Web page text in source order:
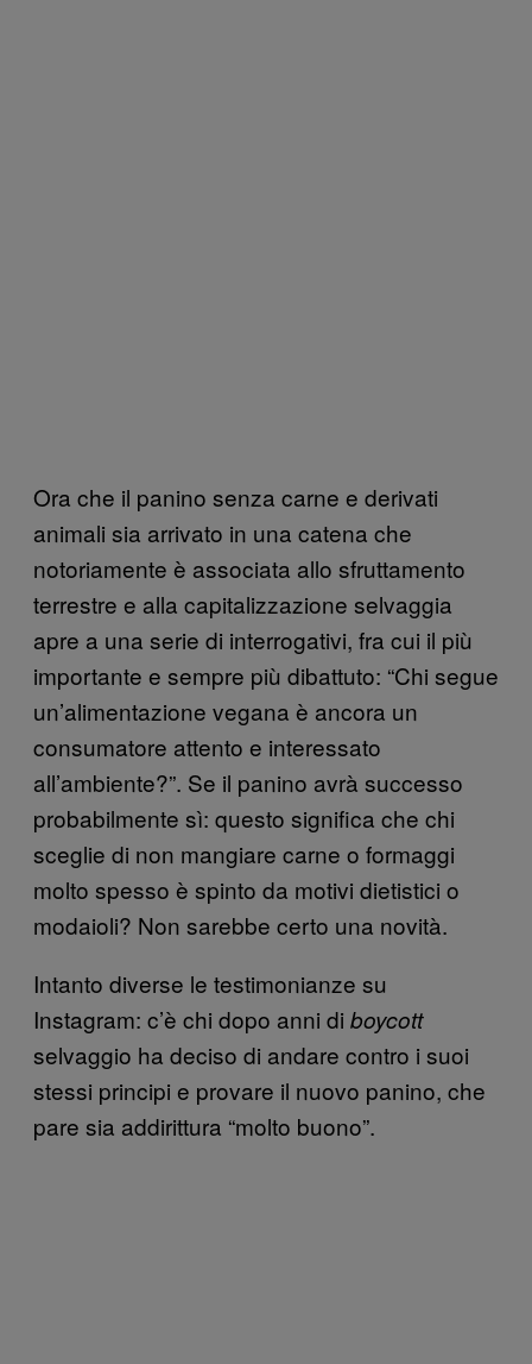
Ora che il panino senza carne e derivati
animali sia arrivato in una catena che
notoriamente è associata allo sfruttamento
terrestre e alla capitalizzazione selvaggia
apre a una serie di interrogativi, fra cui il più
importante e sempre più dibattuto: “Chi segue
un’alimentazione vegana è ancora un
consumatore attento e interessato
all’ambiente?”. Se il panino avrà successo
probabilmente sì: questo significa che chi
sceglie di non mangiare carne o formaggi
molto spesso è spinto da motivi dietistici o
modaioli? Non sarebbe certo una novità.
Intanto diverse le testimonianze su
Instagram: c’è chi dopo anni di boycott
selvaggio ha deciso di andare contro i suoi
stessi principi e provare il nuovo panino, che
pare sia addirittura “molto buono”.